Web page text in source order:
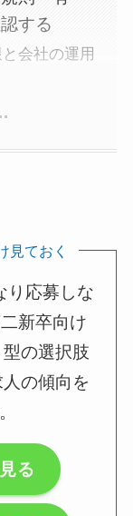
する
会社の運用
見ておく
り応募しな
新卒向け
の選択肢
の傾向を
る